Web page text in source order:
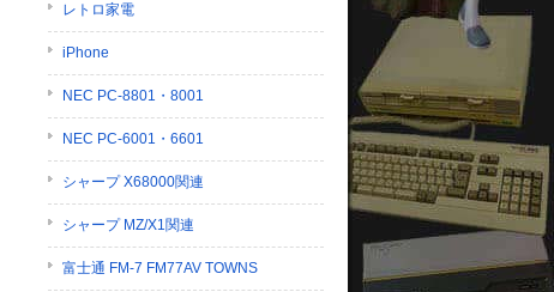
レトロ家電
iPhone
NEC PC-8801・8001
NEC PC-6001・6601
シャープ X68000関連
シャープ MZ/X1関連
富士通 FM-7 FM77AV TOWNS